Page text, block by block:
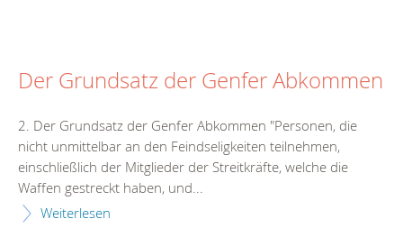
Der Grundsatz der Genfer Abkommen
2. Der Grundsatz der Genfer Abkommen "Personen, die
nicht unmittelbar an den Feindseligkeiten teilnehmen,
einschließlich der Mitglieder der Streitkräfte, welche die
Waffen gestreckt haben, und...
Weiterlesen